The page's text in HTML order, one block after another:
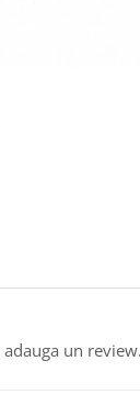
un review.